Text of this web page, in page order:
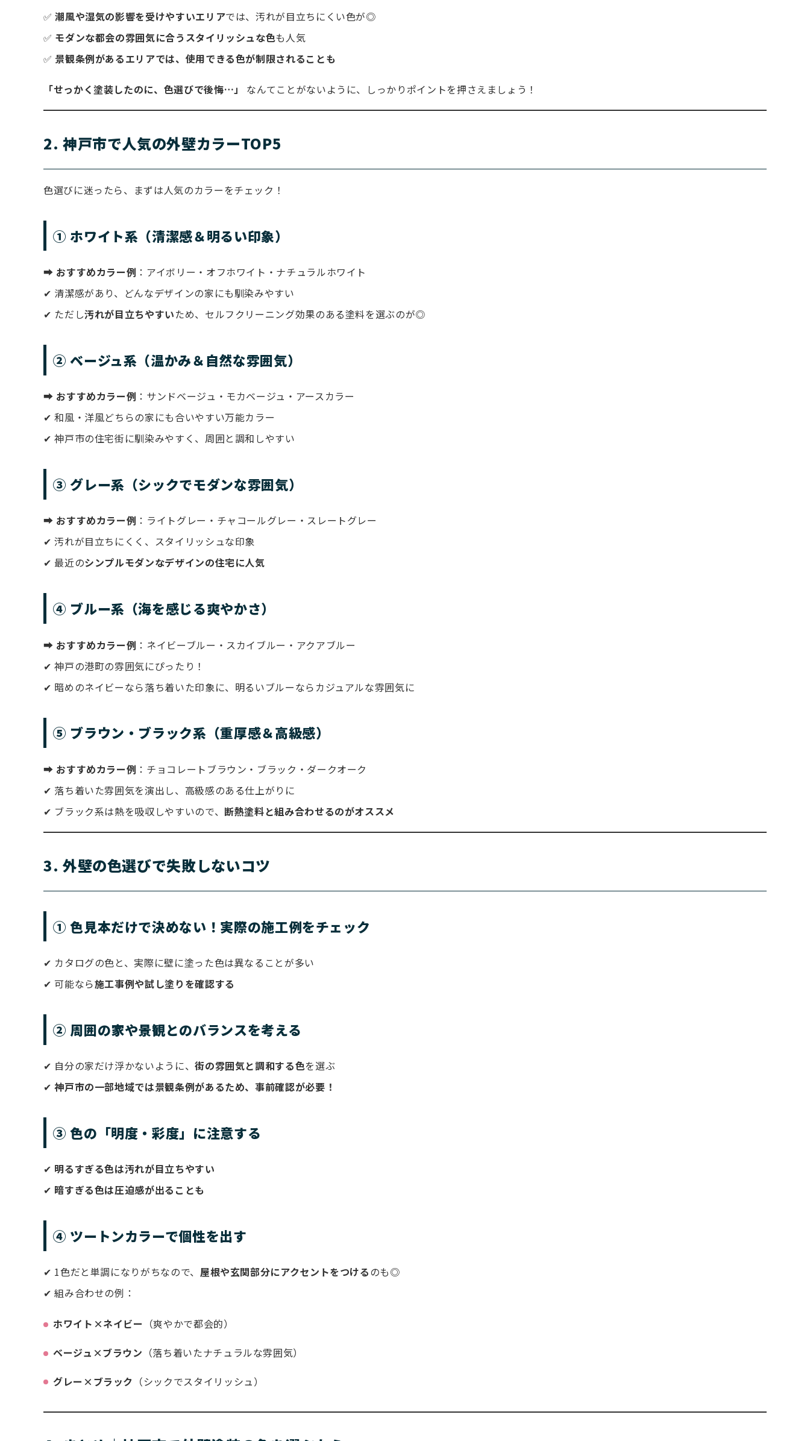
✅潮風や湿気の影響を受けやすいエリアでは、汚れが目立ちにくい色が◎
✅ モダンな都会の雰囲気に合うスタイリッシュな色も人気
✅ 景観条例があるエリアでは、使用できる色が制限されることも
「せっかく塗装したのに、色選びで後悔…」 なんてことがないように、しっかりポイントを押さえましょう！
2. 神戸市で人気の外壁カラーTOP5
色選びに迷ったら、まずは人気のカラーをチェック！
① ホワイト系（清潔感＆明るい印象）
⮕ おすすめカラー例 ：アイボリー・オフホワイト・ナチュラルホワイト
✔ 清潔感があり、どんなデザインの家にも馴染みやすい
✔ ただし汚れが目立ちやすいため、セルフクリーニング効果のある塗料を選ぶのが◎
② ベージュ系（温かみ＆自然な雰囲気）
⮕ おすすめカラー例 ：サンドベージュ・モカベージュ・アースカラー
✔ 和風・洋風どちらの家にも合いやすい万能カラー
✔ 神戸市の住宅街に馴染みやすく、周囲と調和しやすい
③ グレー系（シックでモダンな雰囲気）
⮕ おすすめカラー例 ：ライトグレー・チャコールグレー・スレートグレー
✔ 汚れが目立ちにくく、スタイリッシュな印象
✔ 最近のシンプルモダンなデザインの住宅に人気
④ ブルー系（海を感じる爽やかさ）
⮕ おすすめカラー例 ：ネイビーブルー・スカイブルー・アクアブルー
✔ 神戸の港町の雰囲気にぴったり！
✔ 暗めのネイビーなら落ち着いた印象に、明るいブルーならカジュアルな雰囲気に
⑤ ブラウン・ブラック系（重厚感＆高級感）
⮕ おすすめカラー例 ：チョコレートブラウン・ブラック・ダークオーク
✔ 落ち着いた雰囲気を演出し、高級感のある仕上がりに
✔ ブラック系は熱を吸収しやすいので、 断熱塗料と組み合わせるのがオススメ
3. 外壁の色選びで失敗しないコツ
① 色見本だけで決めない！実際の施工例をチェック
✔ カタログの色と、実際に壁に塗った色は異なることが多い
✔ 可能なら施工事例や試し塗りを確認する
② 周囲の家や景観とのバランスを考える
✔ 自分の家だけ浮かないように、街の雰囲気と調和する色を選ぶ
✔神戸市の一部地域では景観条例があるため、事前確認が必要！
③ 色の「明度・彩度」に注意する
✔ 明るすぎる色は汚れが目立ちやすい
✔ 暗すぎる色は圧迫感が出ることも
④ ツートンカラーで個性を出す
✔ 1色だと単調になりがちなので、 屋根や玄関部分にアクセントをつけるのも◎
✔ 組み合わせの例：
ホワイト×ネイビー （爽やかで都会的）
ベージュ×ブラウン （落ち着いたナチュラルな雰囲気）
グレー×ブラック （シックでスタイリッシュ）